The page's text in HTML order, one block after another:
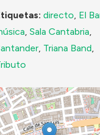
directo, El
,Sala Cantabria,
, Triana Band,